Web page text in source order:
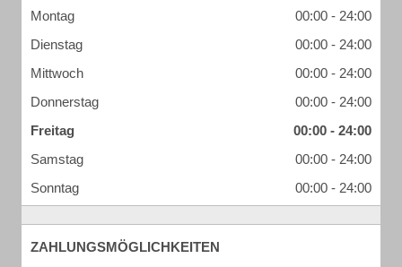
Montag
00:00 - 24:00
Dienstag
00:00 - 24:00
Mittwoch
00:00 - 24:00
Donnerstag
00:00 - 24:00
Freitag
00:00 - 24:00
Samstag
00:00 - 24:00
Sonntag
00:00 - 24:00
ZAHLUNGSMÖGLICHKEITEN